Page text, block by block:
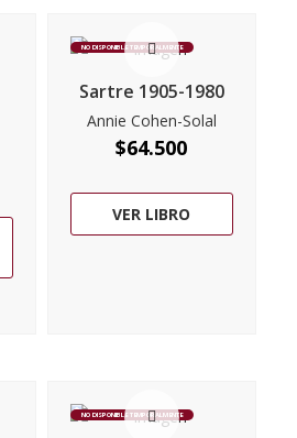
NO DISPONIBLE TEMPORALMENTE
Sartre 1905-1980
Annie Cohen-Solal
$64.500
VER LIBRO
NO DISPONIBLE TEMPORALMENTE